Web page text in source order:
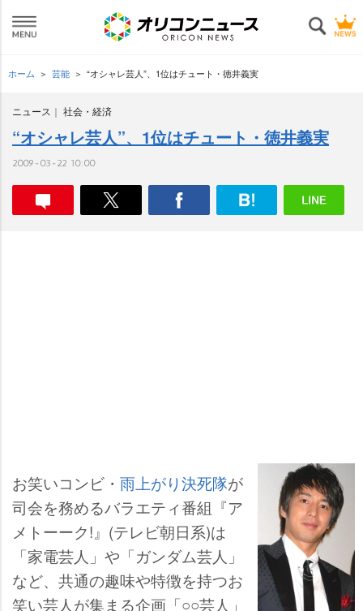
ホーム 芸能 “オシャレ芸人”、1位はチュート・徳井義実
ニュース 社会・経済
“オシャレ芸人”、1位はチュート・徳井義実
2009-03-22 10:00
お笑いコンビ・ 雨上がり決死隊が
司会を務めるバラエティ番組『ア
メトーーク!』(テレビ朝日系)は
「家電芸人」や「ガンダム芸人」
など、共通の趣味や特徴を持つお
笑い芸人が集まる企画「○○芸人」